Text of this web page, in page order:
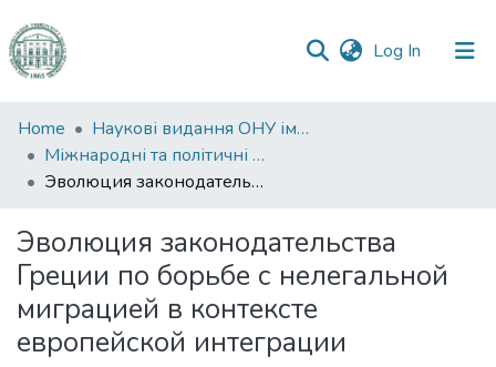
Log In (current)
Communities
&
Collections
Statistics
Home
Наукові видання ОНУ імені І. І. Мечникова
Міжнародні та політичні дослідження
Эволюция законодательства Греции по борьбе с нелегальной миграцией в контексте европейской интеграции
Эволюция законодательства
Греции по борьбе с нелегальной
миграцией в контексте
европейской интеграции